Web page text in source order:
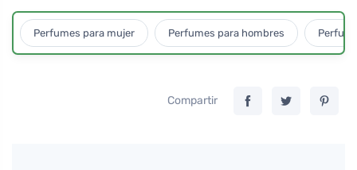
Perfumes para mujer Perfumes para hombres
Compartir